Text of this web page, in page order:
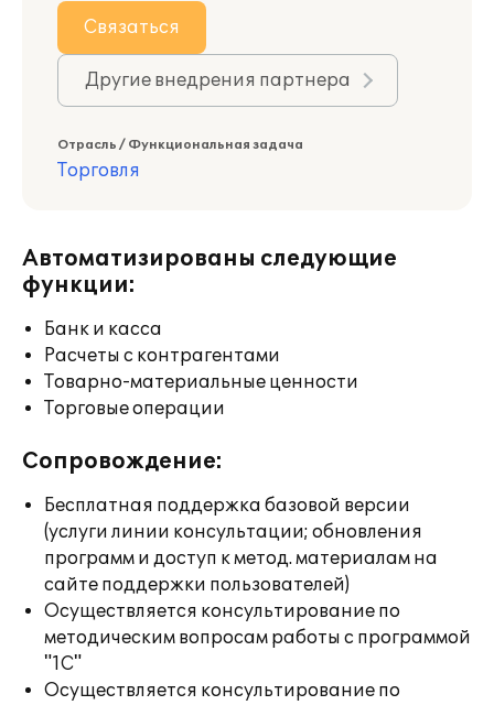
Связаться
Другие внедрения партнера
Отрасль / Функциональная задача
Торговля
Автоматизированы следующие
функции:
Банк и касса
Расчеты с контрагентами
Товарно-материальные ценности
Торговые операции
Сопровождение:
Бесплатная поддержка базовой версии
(услуги линии консультации; обновления
программ и доступ к метод. материалам на
сайте поддержки пользователей)
Осуществляется консультирование по
методическим вопросам работы с программой
"1С"
Осуществляется консультирование по